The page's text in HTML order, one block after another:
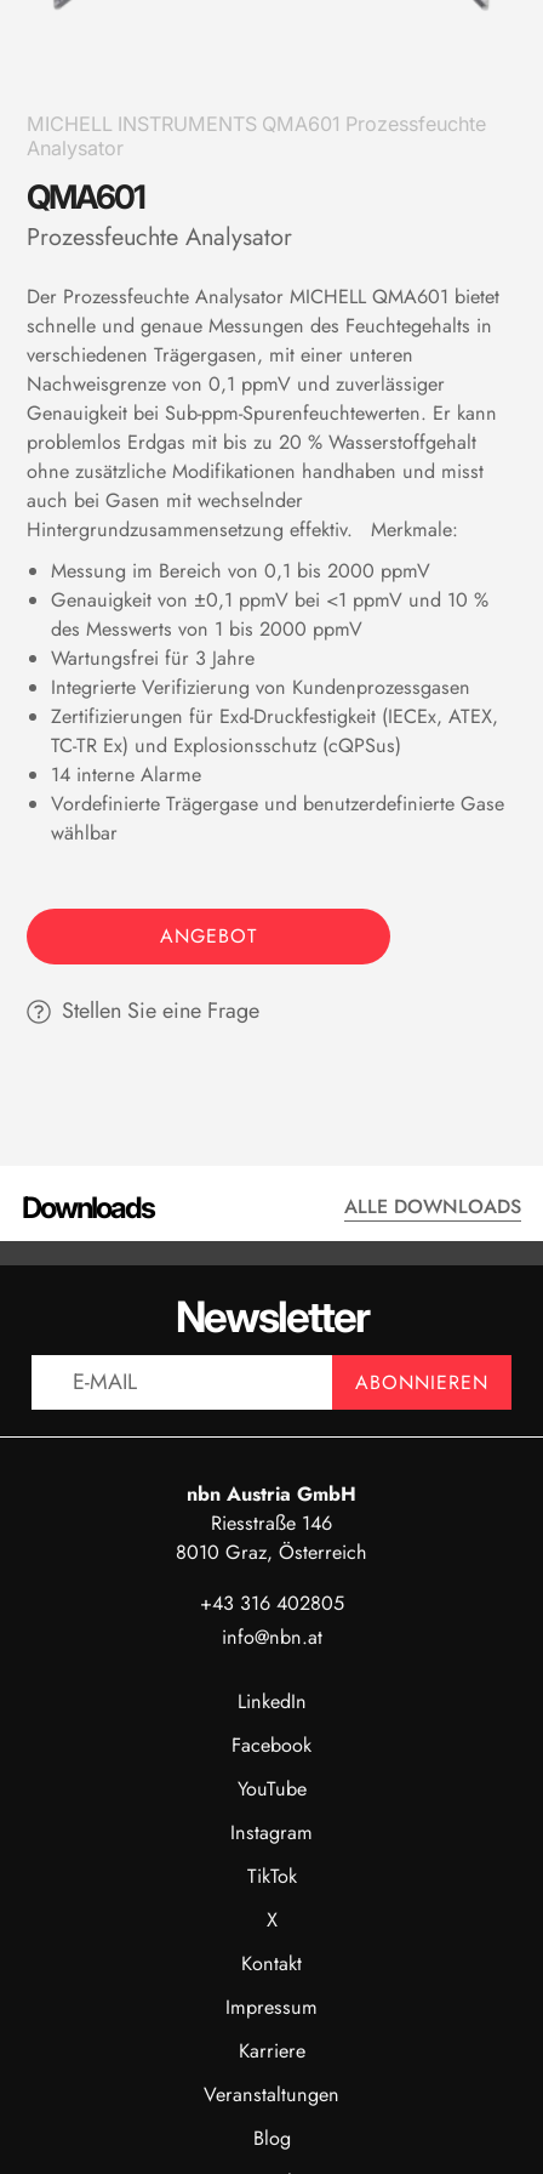
MICHELL INSTRUMENTS QMA601 Prozessfeuchte
Analysator
QMA601
Prozessfeuchte Analysator
Der Prozessfeuchte Analysator MICHELL QMA601 bietet
schnelle und genaue Messungen des Feuchtegehalts in
verschiedenen Trägergasen, mit einer unteren
Nachweisgrenze von 0,1 ppmV und zuverlässiger
Genauigkeit bei Sub-ppm-Spurenfeuchtewerten. Er kann
problemlos Erdgas mit bis zu 20 % Wasserstoffgehalt
ohne zusätzliche Modifikationen handhaben und misst
auch bei Gasen mit wechselnder
Hintergrundzusammensetzung effektiv. Merkmale:
Messung im Bereich von 0,1 bis 2000 ppmV
Genauigkeit von ±0,1 ppmV bei <1 ppmV und 10 %
des Messwerts von 1 bis 2000 ppmV
Wartungsfrei für 3 Jahre
Integrierte Verifizierung von Kundenprozessgasen
Zertifizierungen für Exd-Druckfestigkeit (IECEx, ATEX,
TC-TR Ex) und Explosionsschutz (cQPSus)
14 interne Alarme
Vordefinierte Trägergase und benutzerdefinierte Gase
wählbar
ANGEBOT
Stellen Sie eine Frage
Downloads ALLE DOWNLOADS
DATENBLATT - QMA601
ANZEIGEN
Newsletter
ABONNIEREN
nbn Austria GmbH
Riesstraße 146
8010 Graz, Österreich
+43 316 402805
info@nbn.at
LinkedIn
Facebook
YouTube
Instagram
TikTok
X
Kontakt
Impressum
Karriere
Veranstaltungen
Blog